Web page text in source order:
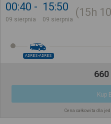
00:40
09 sierpnia
15:50
09 sierpnia
15h
ADRES-ADRES
660
Kup
Cena całkowita dla